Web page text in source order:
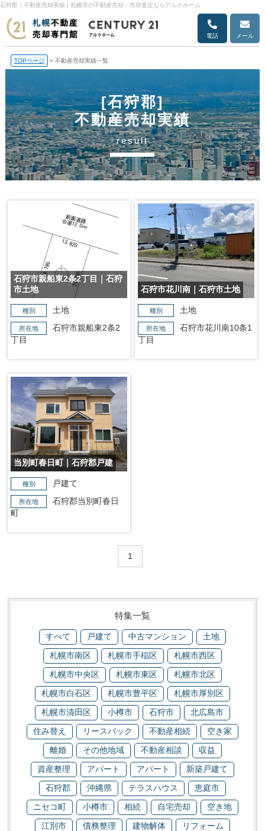
石狩郡｜不動産売却実績 | 札幌市の不動産売却・売却査定ならアルクホーム
電話 メール
TOPページ > 不動産売却実績一覧
[石狩郡]
不動産売却実績
result
石狩市親船東2条2丁目｜石狩
市土地
種別 土地
所在地
石狩市親船東2条2
丁目
石狩市花川南｜石狩市土地
種別 土地
所在地
石狩市花川南10条1
丁目
当別町春日町｜石狩郡戸建
種別 戸建て
所在地
石狩郡当別町春日
町
1
特集一覧
すべて 戸建て 中古マンション
土地
札幌市南区
札幌市手稲区
札幌市西区
札幌市中央区
札幌市東区
札幌市北区
札幌市白石区
札幌市豊平区
札幌市厚別区
札幌市清田区
小樽市 石狩市
北広島市
住み替え
リースバック 不動産相続
空き家
離婚
その他地域 不動産相談
収益
資産整理
アパート アパート
新築戸建て
石狩郡
沖縄県 テラスハウス
恵庭市
ニセコ町
小樽市 相続 自宅売却
空き地
江別市
債務整理 建物解体
リフォーム